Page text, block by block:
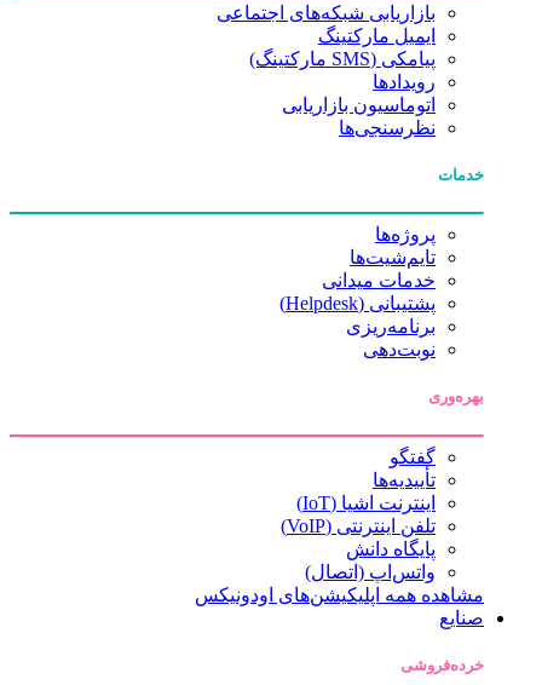
بازاریابی شبکه‌های اجتماعی
ایمیل مارکتینگ
پیامکی (SMS مارکتینگ)
رویدادها
اتوماسیون بازاریابی
نظرسنجی‌ها
خدمات
پروژه‌ها
تایم‌شیت‌ها
خدمات میدانی
پشتیبانی (Helpdesk)
برنامه‌ریزی
نوبت‌دهی
بهره‌وری
گفتگو
تأییدیه‌ها
اینترنت اشیا (IoT)
تلفن اینترنتی (VoIP)
پایگاه دانش
واتس‌اپ (اتصال)
مشاهده همه اپلیکیشن‌های اودونیکس
صنایع
خرده‌فروشی